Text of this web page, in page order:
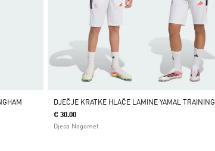
DJEČJE KRATKE HLAČE LAMINE YAMAL TRAINING
€ 30.00
Djeca Nogomet